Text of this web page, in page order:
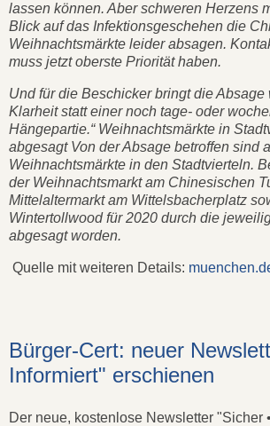
lassen können. Aber schweren Herzens
Blick auf das Infektionsgeschehen die
Weihnachtsmärkte leider absagen.
muss jetzt oberste Priorität haben.
Und für die Beschicker bringt die Absage
Klarheit statt einer noch tage- oder
Hängepartie.“ Weihnachtsmärkte in
abgesagt Von der Absage betroffen sind
Weihnachtsmärkte in den Stadtvierteln.
der Weihnachtsmarkt am Chinesischen
Mittelaltermarkt am Wittelsbacherplatz
Wintertollwood für 2020 durch die
abgesagt worden.
Quelle mit weiteren Details:
Bürger-Cert: neuer
Informiert" erschienen
Der neue, kostenlose Newsletter "Sicher